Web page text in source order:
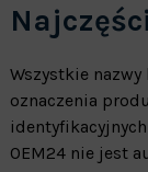
Wszystkie
oznaczenia
OEM24 nie jest